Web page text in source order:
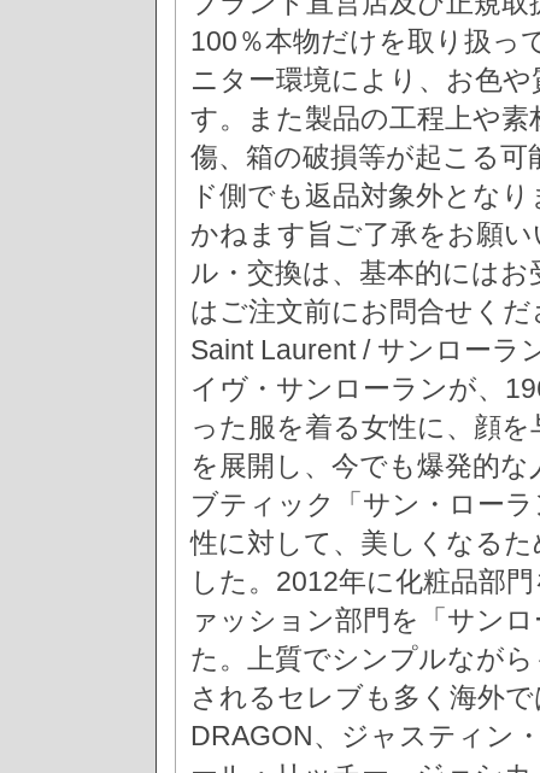
100％本物だけを取り扱っ
ニター環境により、お色
す。また製品の工程上や
傷、箱の破損等が起こる
ド側でも返品対象外とな
かねます旨ご了承をお願
ル・交換は、基本的には
はご注文前にお問合せく
Saint Laurent / サンローラ
イヴ・サンローランが、
った服を着る女性に、顔
を展開し、今でも爆発的
ブティック「サン・ロー
性に対して、美しくなる
した。2012年に化粧品部
ァッション部門を「サン
た。上質でシンプルなが
されるセレブも多く海外
DRAGON、ジャスティン